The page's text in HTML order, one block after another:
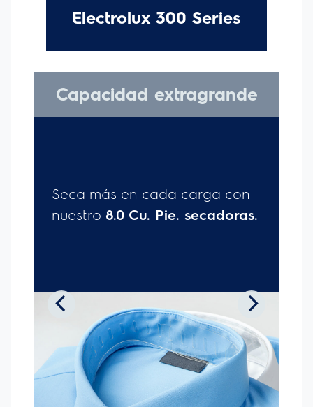
Garantía limitada Platinum Star®:Nuestra garantía
dos años de cobertura en piezas de repuestoCertificación
calidad y eficiencia energética.